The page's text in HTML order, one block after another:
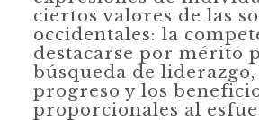
ciertos valores de las
occidentales: la
destacarse por mérito
búsqueda de liderazgo,
progreso y los
proporcionales al